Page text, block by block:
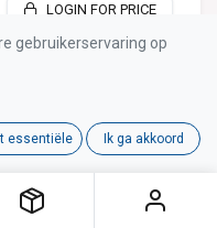
LOGIN FOR PRICE
gebruikerservaring op
essentiële Ik ga akkoord